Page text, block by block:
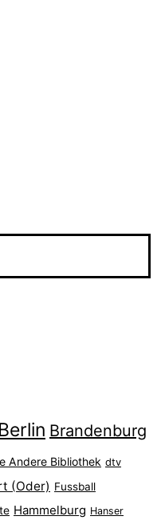
Berlin Brandenburg
Andere Bibliothek dtv
(Oder) Fussball
Hammelburg Hanser